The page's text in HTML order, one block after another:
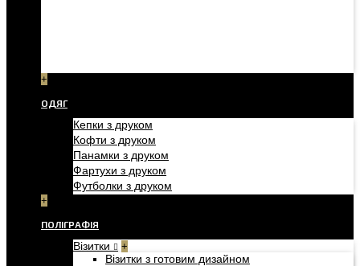
+
ОДЯГ
Кепки з друком
Кофти з друком
Панамки з друком
Фартухи з друком
Футболки з друком
+
ПОЛІГРАФІЯ
Візитки +
Візитки з готовим дизайном